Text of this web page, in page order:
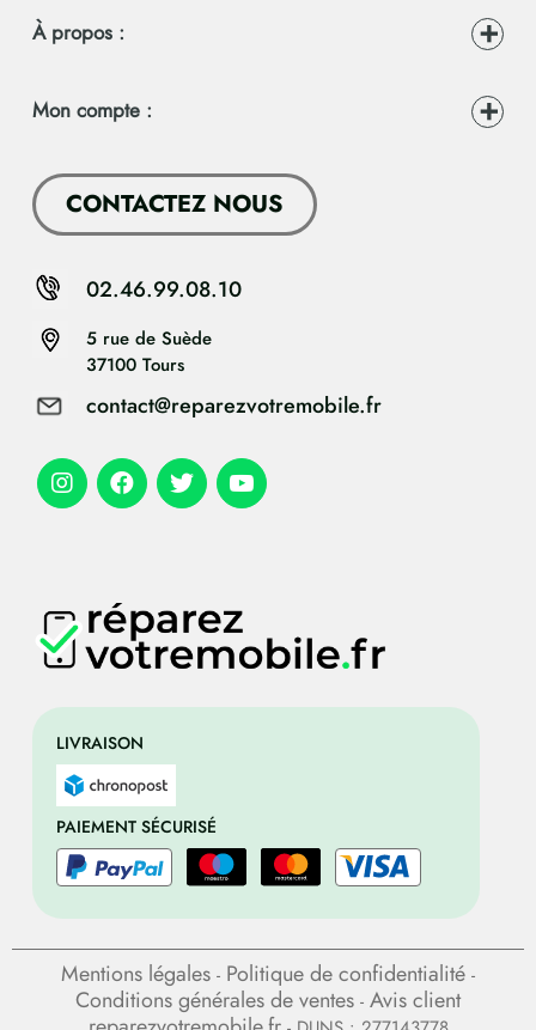
LIVRAISON
PAIEMENT SÉCURISÉ
À propos :
Mon compte :
CONTACTEZ NOUS
5 rue de Suède
37100 Tours
contact@reparezvotremobile.fr
02.46.99.08.10
Mentions légales - Politique de confidentialité -
Conditions générales de ventes - Avis client